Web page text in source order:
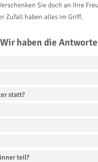
Sie doch an Ihre
Zufall haben alles im Griff.
haben die
statt?
teil?